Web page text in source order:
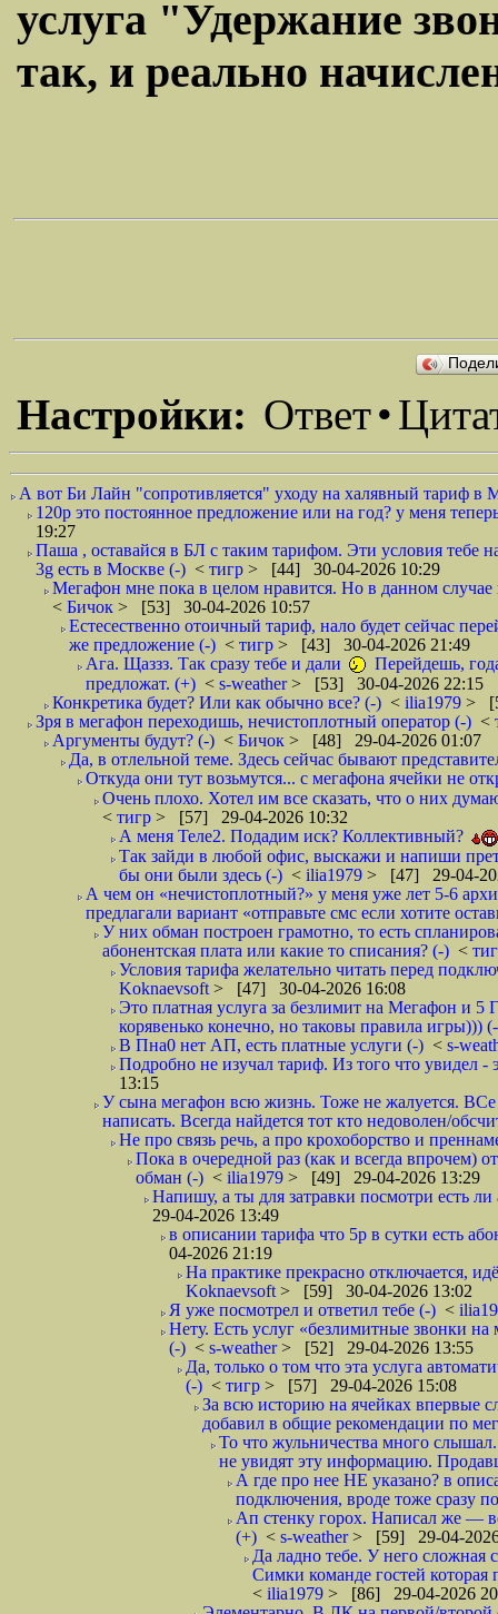
услуга "Удержание
так, и реально
Настройки: Ответ•
А вот Би Лайн "сопротивляется" уходу на халявный тариф в
120р это постоянное предложение или на год? у меня
19:27
Паша , оставайся в БЛ с таким тарифом. Эти условия
3g есть в Москве (-) < тигр > [44] 30-04-2026 10:29
Мегафон мне пока в целом нравится. Но в данном
< Бичок > [53] 30-04-2026 10:57
Естесественно отоичный тариф, нало будет сейчас
же предложение (-) < тигр > [43] 30-04-2026 21:49
Ага. Щаззз. Так сразу тебе и дали
Перейдешь,
предложат. (+) < s-weather> [53] 30-04-2026 22:15
Конкретика будет? Или как обычно все? (-) < ilia1979 >
Зря в мегафон переходишь, нечистоплотный оператор (-) <
Аргументы будут? (-) < Бичок > [48] 29-04-2026 01:07
Да, в отлельной теме. Здесь сейчас бывают
Откуда они тут возьмутся... с мегафона ячейки не
Очень плохо. Хотел им все сказать, что о них
< тигр > [57] 29-04-2026 10:32
А меня Теле2. Подадим иск? Коллективный?
Так зайди в любой офис, выскажи и напиши
бы они были здесь (-) < ilia1979 > [47] 29-04-
А чем он «нечистоплотный?» у меня уже лет 5-6
предлагали вариант «отправьте смс если хотите
У них обман построен грамотно, то есть
абонентская плата или какие то списания? (-) <
Условия тарифа желательно читать перед
Koknaevsoft > [47] 30-04-2026 16:08
Это платная услуга за безлимит на Мегафон и
корявенько конечно, но таковы правила игры)))
В Пна0 нет АП, есть платные услуги (-) < s-
Подробно не изучал тариф. Из того что увидел -
13:15
У сына мегафон всю жизнь. Тоже не жалуется.
написать. Всегда найдется тот кто недоволен/
Не про связь речь, а про крохоборство и
Пока в очередной раз (как и всегда впрочем)
обман (-) < ilia1979 > [49] 29-04-2026 13:29
Напишу, а ты для затравки посмотри есть
29-04-2026 13:49
в описании тарифа что 5р в сутки есть
04-2026 21:19
На практике прекрасно отключается,
Koknaevsoft > [59] 30-04-2026 13:02
Я уже посмотрел и ответил тебе (-) <
Нету. Есть услуг «безлимитные звонки
(-) < s-weather> [52] 29-04-2026 13:55
Да, только о том что эта услуга
(-) < тигр > [57] 29-04-2026 15:08
За всю историю на ячейках впервые
добавил в общие рекомендации по
То что жульничества много
не увидят эту информацию.
А где про нее НЕ указано? в
подключения, вроде тоже сразу
Ап стенку горох. Написал же —
(+) < s-weather> [59] 29-04-
Да ладно тебе. У него сложная
Симки команде гостей которая
< ilia1979 > [86] 29-04-2026